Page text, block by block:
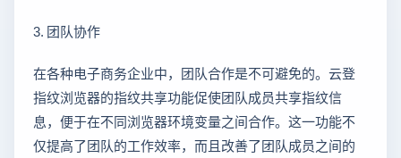
3. 团队协作
在各种电子商务企业中，团队合作是不可避免的。云登
指纹浏览器的指纹共享功能促使团队成员共享指纹信
息，便于在不同浏览器环境变量之间合作。这一功能不
仅提高了团队的工作效率，而且改善了团队成员之间的